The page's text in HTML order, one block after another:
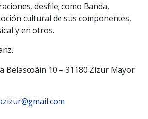
desfile; como Banda,
cultural de sus componentes,
y en otros.
Belascoáin 10 – 31180 Zizur Mayor